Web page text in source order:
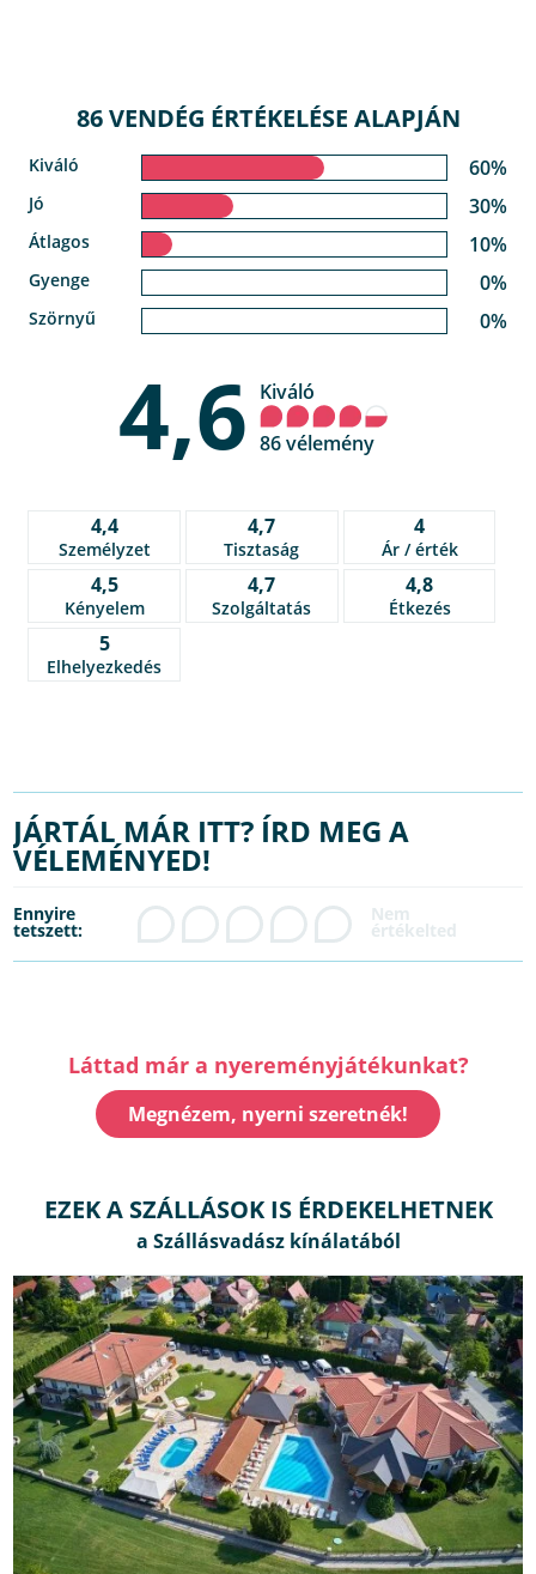
86 VENDÉG ÉRTÉKELÉSE ALAPJÁN
Kiváló 60%
Jó 30%
Átlagos 10%
Gyenge 0%
Szörnyű 0%
4,6 Kiváló
86 vélemény
4,4
Személyzet
4,7
Tisztaság
4
Ár / érték
4,5
Kényelem
4,7
Szolgáltatás
4,8
Étkezés
5
Elhelyezkedés
JÁRTÁL MÁR ITT? ÍRD MEG A
VÉLEMÉNYED!
Ennyire
tetszett:
Láttad már a nyereményjátékunkat?
Megnézem, nyerni szeretnék!
EZEK A SZÁLLÁSOK IS ÉRDEKELHETNEK